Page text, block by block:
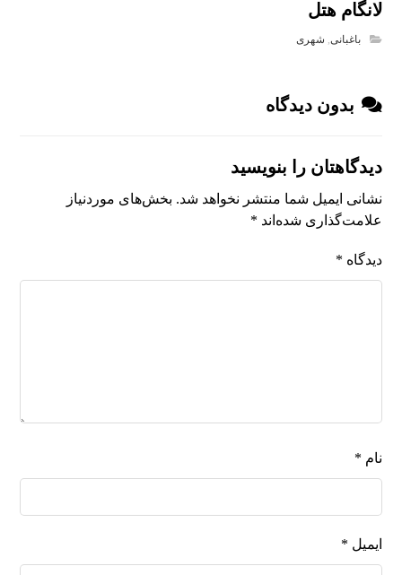
لانگام هتل
باغبانی شهری
بدون دیدگاه
دیدگاهتان را بنویسید
نشانی ایمیل شما منتشر نخواهد شد. بخش‌های موردنیاز
علامت‌گذاری شده‌اند *
دیدگاه *
نام *
ایمیل *